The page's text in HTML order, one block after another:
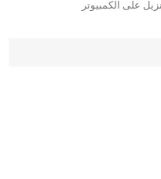
على الكمبيوتر